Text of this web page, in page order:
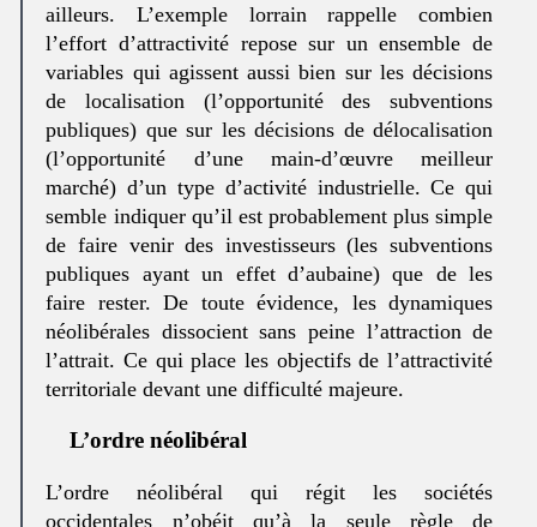
ailleurs. L’exemple lorrain rappelle combien
l’effort d’attractivité repose sur un ensemble de
variables qui agissent aussi bien sur les décisions
de localisation (l’opportunité des subventions
publiques) que sur les décisions de délocalisation
(l’opportunité d’une main-d’œuvre meilleur
marché) d’un type d’activité industrielle. Ce qui
semble indiquer qu’il est probablement plus simple
de faire venir des investisseurs (les subventions
publiques ayant un effet d’aubaine) que de les
faire rester. De toute évidence, les dynamiques
néolibérales dissocient sans peine l’attraction de
l’attrait. Ce qui place les objectifs de l’attractivité
territoriale devant une difficulté majeure.
L’ordre néolibéral
L’ordre néolibéral qui régit les sociétés
occidentales n’obéit qu’à la seule règle de